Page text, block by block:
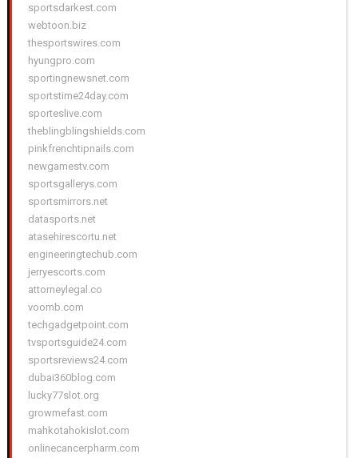
sportsdarkest.com
webtoon.biz
thesportswires.com
hyungpro.com
sportingnewsnet.com
sportstime24day.com
sporteslive.com
theblingblingshields.com
pinkfrenchtipnails.com
newgamestv.com
sportsgallerys.com
sportsmirrors.net
datasports.net
atasehirescortu.net
engineeringtechub.com
jerryescorts.com
attorneylegal.co
voomb.com
techgadgetpoint.com
tvsportsguide24.com
sportsreviews24.com
dubai360blog.com
lucky77slot.org
growmefast.com
mahkotahokislot.com
onlinecancerpharm.com